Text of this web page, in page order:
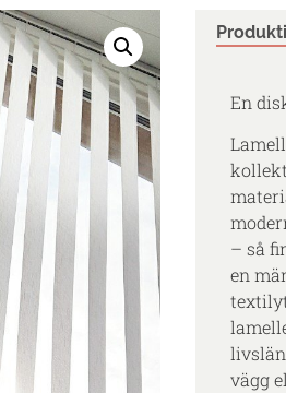
En
– så
en
vägg